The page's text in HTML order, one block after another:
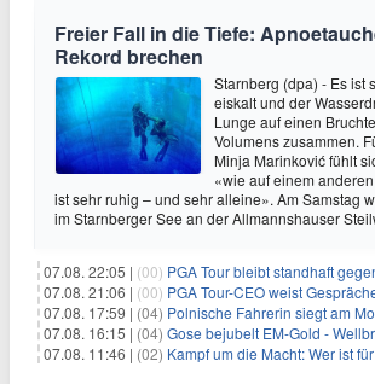
Freier Fall in die Tiefe:
Rekord brechen
Starnberg (dpa) - Es ist
eiskalt und der
Lunge auf einen
Volumens zusammen.
Minja Marinković fühlt
«wie auf einem
ist sehr ruhig – und sehr alleine». Am Samstag
im Starnberger See an der Allmannshauser
07.08. 22:05 | (00) PGA Tour bleibt standhaft gegen LIV Golf Fusion in
07.08. 21:06 | (00) PGA Tour-CEO weist Gespräche über eine Fusion mit LIV Golf
07.08. 17:59 | (04) Polnische Fahrerin siegt am Mont
07.08. 16:15 | (04) Gose bejubelt EM-Gold - Wellbrock in
07.08. 11:46 | (02) Kampf um die Macht: Wer ist für